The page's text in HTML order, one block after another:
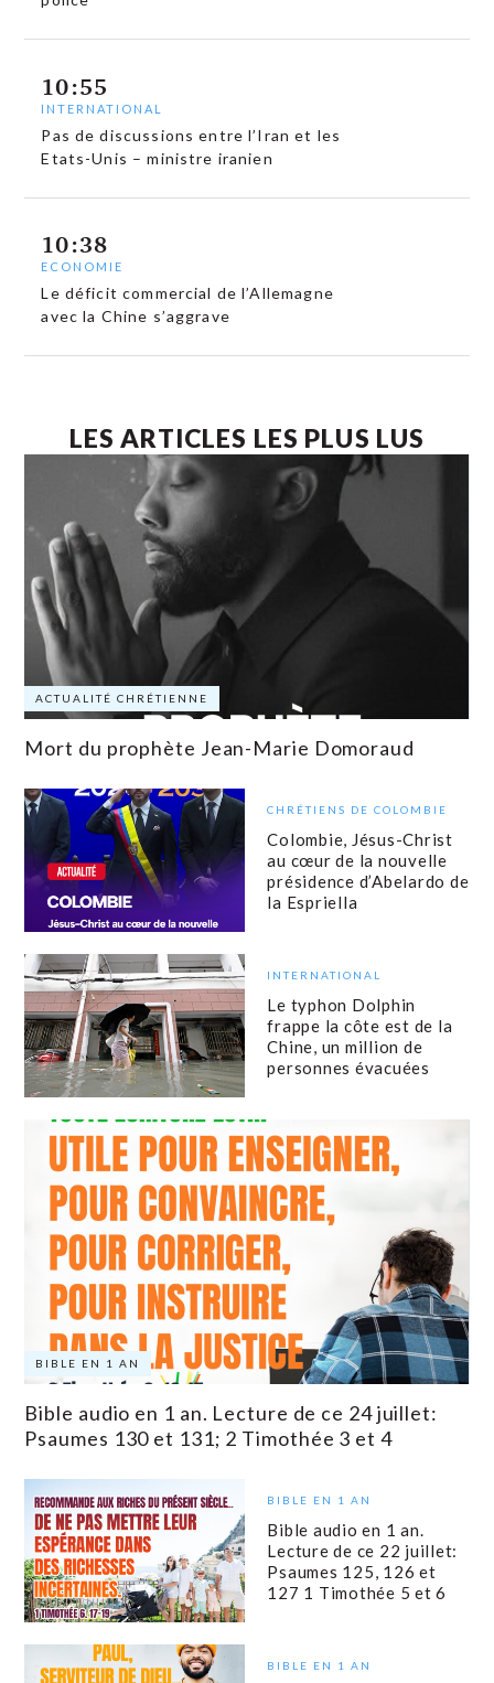
10:55
INTERNATIONAL
Pas de discussions entre l’Iran et les
Etats-Unis – ministre iranien
10:38
ECONOMIE
Le déficit commercial de l’Allemagne
avec la Chine s’aggrave
LES ARTICLES LES PLUS LUS
ACTUALITÉ CHRÉTIENNE
Mort du prophète Jean-Marie Domoraud
CHRÉTIENS DE COLOMBIE
Colombie, Jésus-Christ
au cœur de la nouvelle
présidence d’Abelardo de
la Espriella
INTERNATIONAL
Le typhon Dolphin
frappe la côte est de la
Chine, un million de
personnes évacuées
BIBLE EN 1 AN
Bible audio en 1 an. Lecture de ce 24 juillet:
Psaumes 130 et 131; 2 Timothée 3 et 4
BIBLE EN 1 AN
Bible audio en 1 an.
Lecture de ce 22 juillet:
Psaumes 125, 126 et
127 1 Timothée 5 et 6
BIBLE EN 1 AN